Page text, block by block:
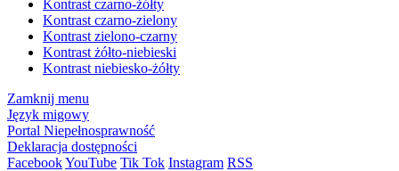
Kontrast czarno-żółty
Kontrast czarno-zielony
Kontrast zielono-czarny
Kontrast żółto-niebieski
Kontrast niebiesko-żółty
Zamknij menu
Język migowy
Portal Niepełnosprawność
Deklaracja dostępności
FacebookYouTube Tik Tok Instagram RSS